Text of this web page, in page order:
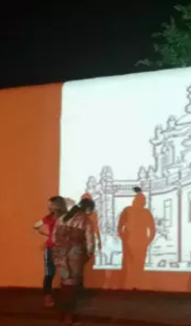
Termo de Pesquisa